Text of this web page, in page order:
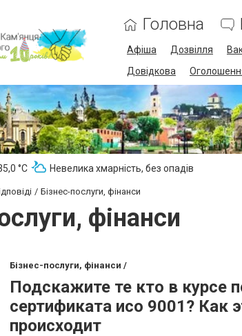
Головна
Афіша Дозвілля
Довідкова
°С Невелика хмарність, без опадів
Бізнес-послуги, фінанси
фінанси
Бізнес-послуги, фінанси /
Подскажите те кто в курсе
сертификата исо 9001? Как
происходит